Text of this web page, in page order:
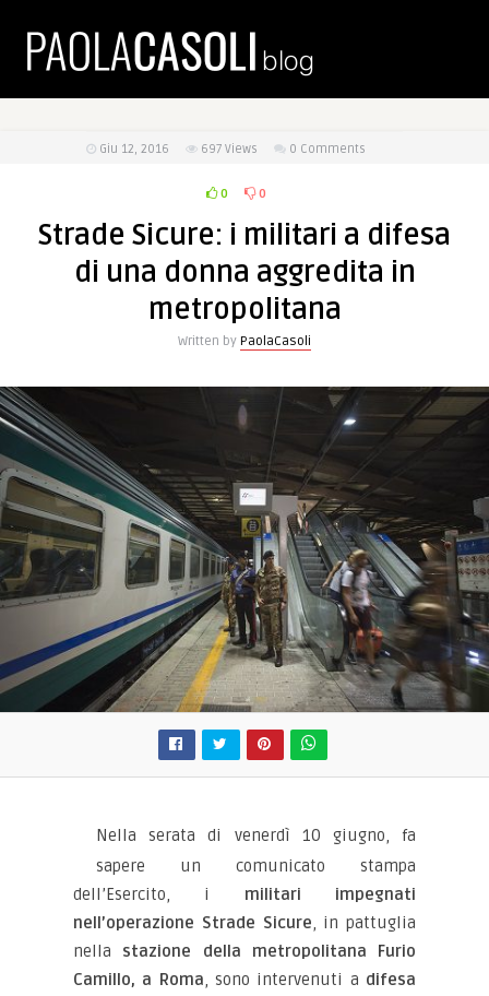
Giu 12, 2016 697 Views 0 Comments
0 0
Strade Sicure: i militari a difesa
di una donna aggredita in
metropolitana
Written by PaolaCasoli
Nella serata di venerdì 10 giugno, fa
sapere un comunicato stampa
dell’Esercito, i militari impegnati
nell’operazione Strade Sicure, in pattuglia
nella stazione della metropolitana Furio
Camillo, a Roma, sono intervenuti a difesa